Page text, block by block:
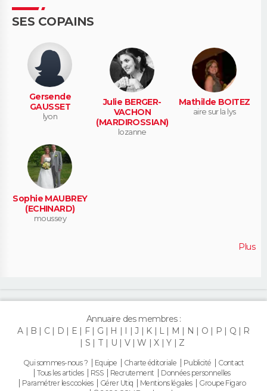
SES COPAINS
Gersende
GAUSSET
lyon
Julie BERGER-
VACHON
(MARDIROSSIAN)
lozanne
Mathilde BOITEZ
aire sur la lys
Sophie MAUBREY
(ECHINARD)
moussey
Plus
Annuaire des membres :
A
B C D E F G H I J K L M N O P Q
R
S
T U V W X Y Z
Qui sommes-nous ? Equipe Charte éditoriale Publicité
Contact
Tous les articles
RSS Recrutement
Données personnelles
Paramétrer les cookies
Gérer Utiq Mentions légales
Groupe Figaro